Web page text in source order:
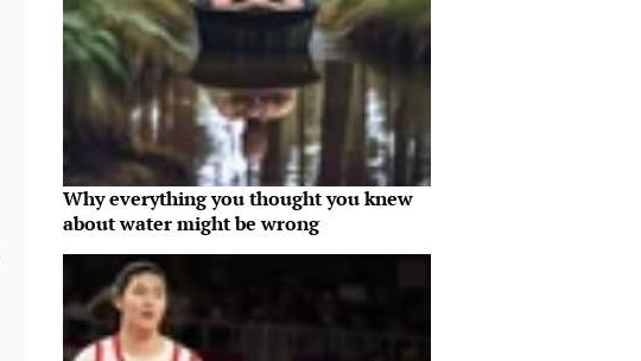
Why everything you thought you knew
about water might be wrong